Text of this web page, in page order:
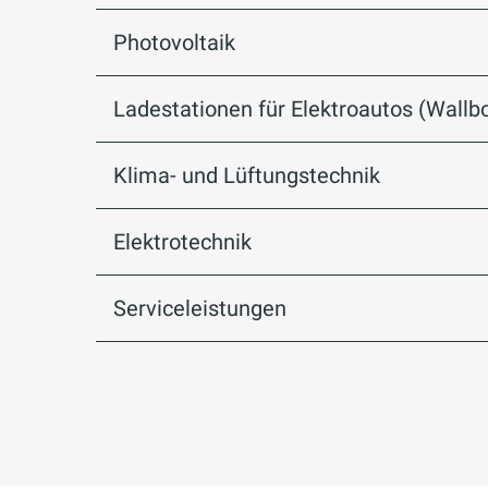
Photovoltaik
Ladestationen für Elektroautos
Klima- und Lüftungstechnik
Elektrotechnik
Serviceleistungen